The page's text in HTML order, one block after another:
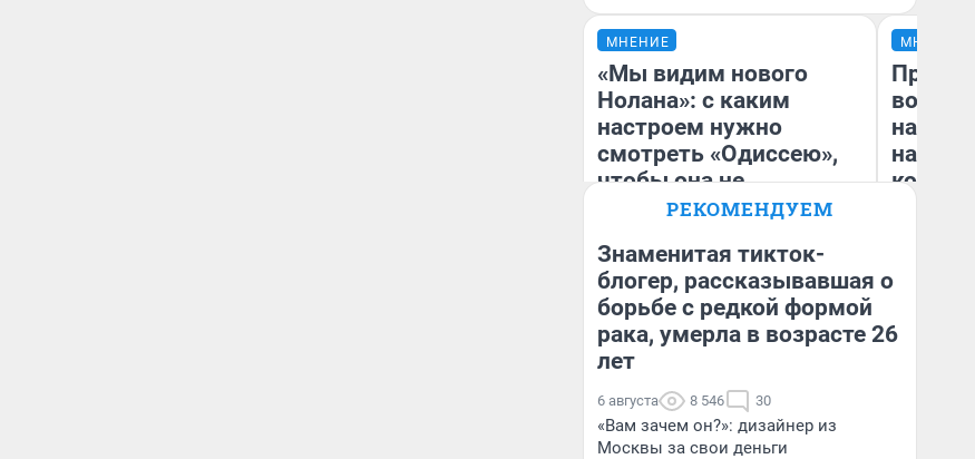
МНЕНИЕ
«Мы видим нового
Нолана»: с каким
настроем нужно
смотреть «Одиссею»,
чтобы она не
выглядела как фиаско
Надежда Губарь
МНЕНИЕ
нам
РЕКОМЕНДУЕМ
Знаменитая тикток-
блогер, рассказывавшая о
борьбе с редкой формой
рака, умерла в возрасте 26
лет
6 августа 8 546 30
«Вам зачем он?»: дизайнер из
Москвы за свои деньги